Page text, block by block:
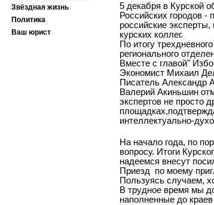
5 декабря в Курской
Российских городов -
российские
курских коллег.
По итогу
регионального
Вместе с главой"
Экономист Михаил
Писатель Александр
Валерий Акиньшин
экспертов не просто
интеллектуально-
На начало года, по
вопросу. Итоги
надеемся внесут
Приезд по моему
Пользуясь случаем,
В трудное время мы
наполненные до
Звёздная жизнь
Политика
Ваш юрист